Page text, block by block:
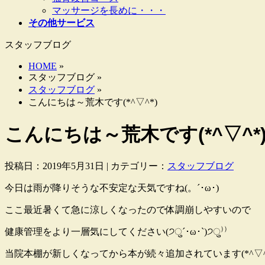
マッサージを長めに・・・
その他サービス
スタッフブログ
HOME »
スタッフブログ »
スタッフブログ »
こんにちは～荒木です(*^▽^*)
こんにちは～荒木です
投稿日：2019年5月31日 | カテゴリー： スタッフブログ
今日は雨が降りそうな不安定な天気ですね(。´･ω･)
ここ最近暑くて急に涼しくなったので体調崩しやすいので
健康管理をより一層気にしてください(੭ु´･ω･`)੭ु⁾⁾
当院本棚が新しくなってから本が続々追加されています